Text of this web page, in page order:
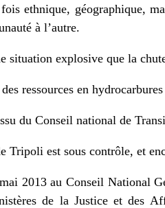
ethnique, géographique,
à l’autre.
situation explosive que la
ressources en
du Conseil national de
Tripoli est sous contrôle, et
2013 au Conseil National
de la Justice et des